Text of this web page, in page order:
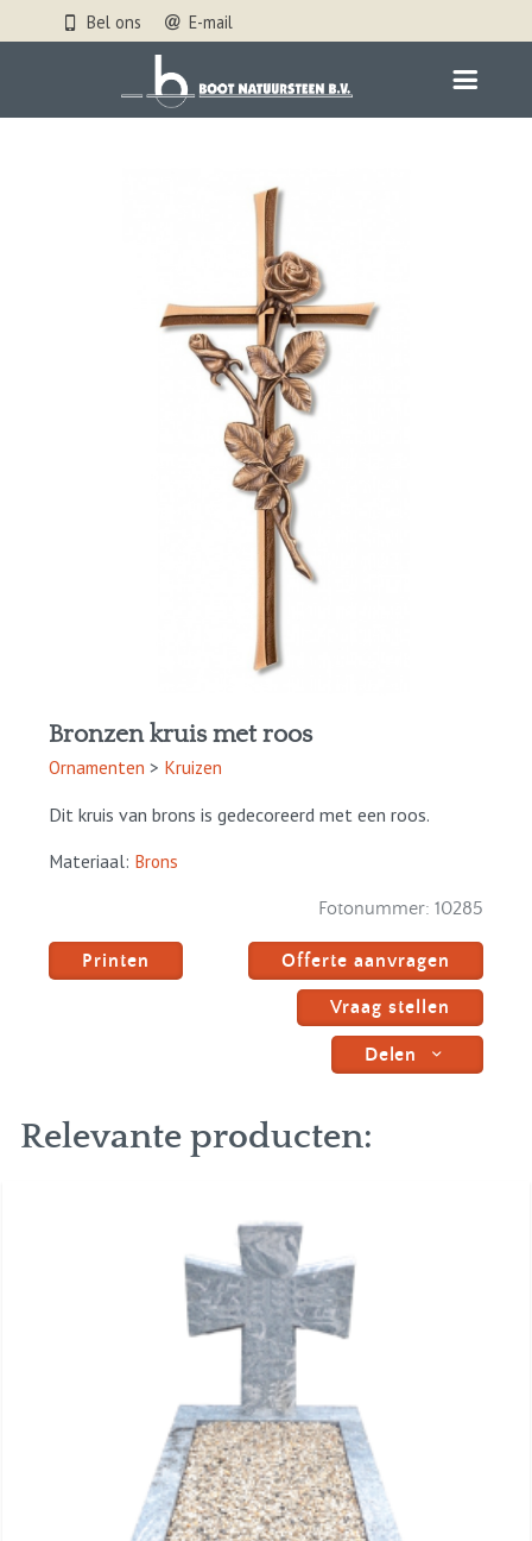
Bel ons E-mail
Bronzen kruis met roos
Ornamenten > Kruizen
Dit kruis van brons is gedecoreerd met een roos.
Materiaal: Brons
Fotonummer: 10285
Offerte aanvragen
Vraag stellen
Delen
Printen
Relevante producten: